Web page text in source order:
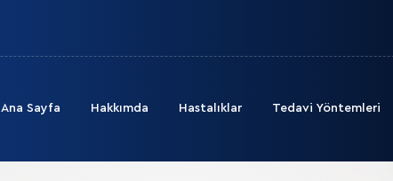
Ana Sayfa Hakkımda Hastalıklar Tedavi Yöntemleri